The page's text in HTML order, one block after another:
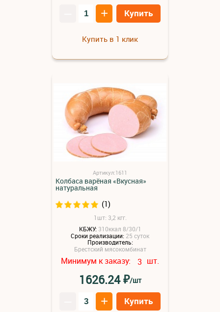
+ Купить
Купить в 1 клик
Артикул:1611
Колбаса варёная «Вкусная»
натуральная
(1)
1шт: 3,2 кгг.
КБЖУ: 310ккал 8/30/1
Сроки реализации: 25 суток
Производитель:
Брестский мясокомбинат
Минимум к заказу: 3 шт.
1626.24₽/шт
+ Купить